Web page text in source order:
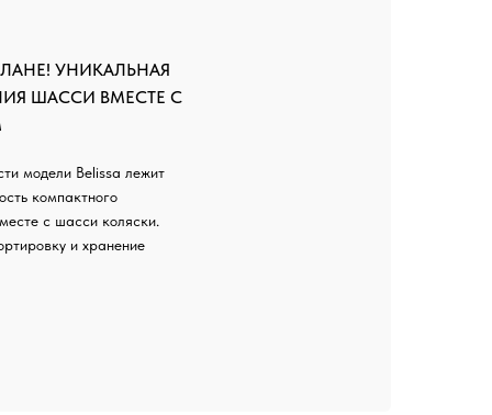
модели Belissa лежит
компактного
с шасси коляски.
и хранение
УНИКАЛЬНАЯ
ШАССИ ВМЕСТЕ С